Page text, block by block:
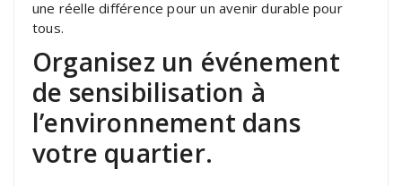
une réelle différence pour un avenir durable pour
tous.
Organisez un événement
de sensibilisation à
l’environnement dans
votre quartier.